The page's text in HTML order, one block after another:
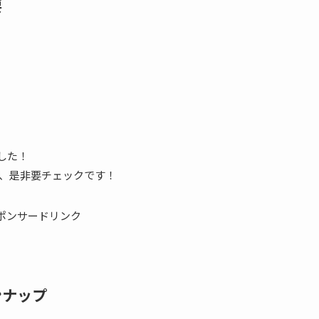
た！
是非要チェックです！
ンサードリンク
ップ